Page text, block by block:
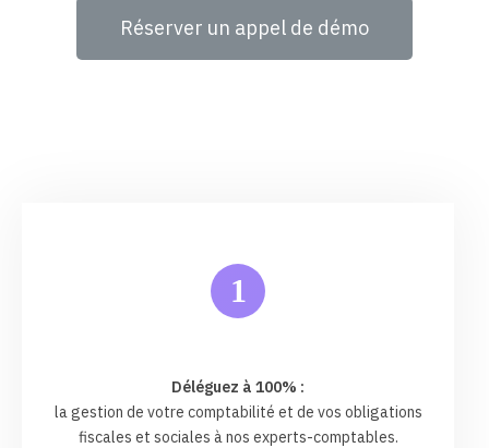
Réserver un appel de démo
1
Déléguez à 100% :
la gestion de votre comptabilité et de vos obligations
fiscales et sociales à nos experts-comptables.